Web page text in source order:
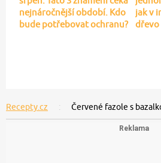
nejnáročnější období. Kdo
bude potřebovat ochranu?
jak v
dřevo
Recepty.cz Červené fazole s